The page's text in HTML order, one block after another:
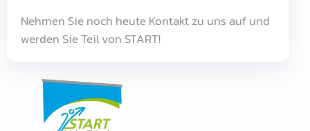
Nehmen Sie noch heute Kontakt zu uns auf und
werden Sie Teil von START!